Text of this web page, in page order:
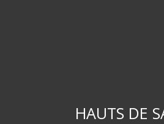
HAUTS DE